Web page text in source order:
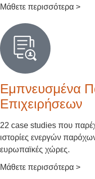
Μάθετε περισσότερα >
Εμπνευσμένα
Επιχειρήσεων
22 case studies που
ιστορίες ενεργών
ευρωπαϊκές χώρες.
Μάθετε περισσότερα >